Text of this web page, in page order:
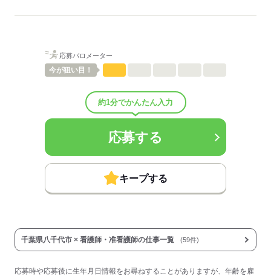
■退職金制度：有（勤続3年以上）
■退職金制度備考：退職金共済加入
■試用期間の待遇変更有無：無
■試用期間中の労働条件：■その他手当：
・調整手当：800円～41,500円
・日祝手当：基本給の1/100
屋内禁煙
応募する
応募バロメーター
今が狙い目！
約1分でかんたん入力
応募する
キープする
千葉県八千代市 × 看護師・准看護師の仕事一覧 (59件)
応募時や応募後に生年月日情報をお尋ねすることがありますが、年齢を雇